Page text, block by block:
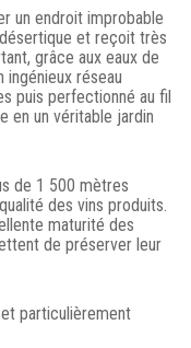
un endroit improbable
et reçoit très
grâce aux eaux de
ingénieux réseau
puis perfectionné au fil
en un véritable jardin
de 1 500 mètres
des vins produits.
maturité des
de préserver leur
particulièrement